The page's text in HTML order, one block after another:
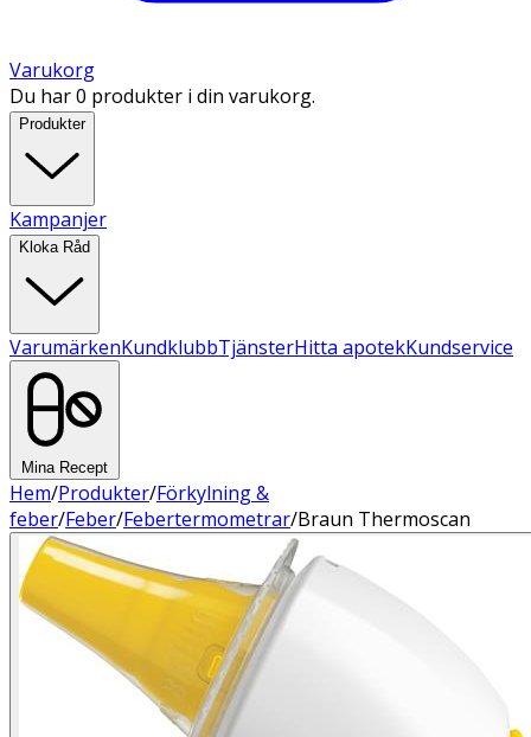
Varukorg
Du har 0 produkter i din varukorg.
Produkter
Kampanjer
Kloka Råd
VarumärkenKundklubbTjänsterHitta apotekKundservice
Mina Recept
Hem/Produkter/Förkylning &
feber/Feber/Febertermometrar/Braun Thermoscan